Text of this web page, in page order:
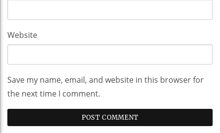
Website
Save my name, email, and website in this browser for
the next time I comment.